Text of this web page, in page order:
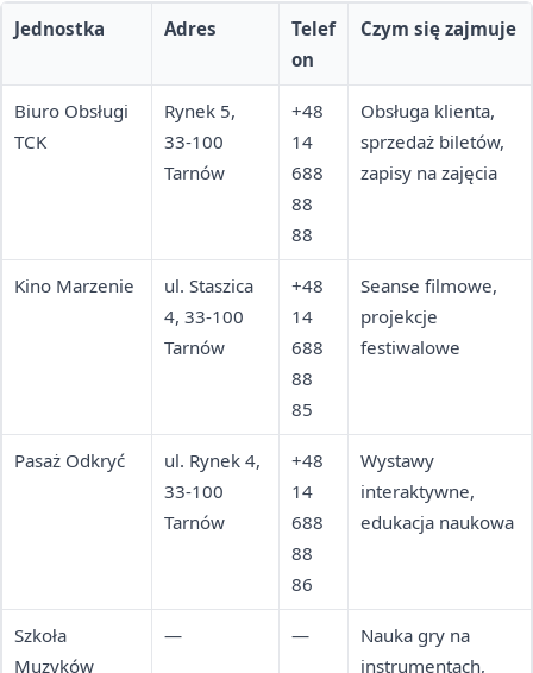
Jednostka Adres
Telef
on
Czym się zajmuje
Biuro Obsługi
TCK
Rynek 5,
33-100
Tarnów
+48
14
688
88
88
Obsługa klienta,
sprzedaż biletów,
zapisy na zajęcia
Kino Marzenie
ul. Staszica
4, 33-100
Tarnów
+48
14
688
88
85
Seanse filmowe,
projekcje
festiwalowe
Pasaż Odkryć
ul. Rynek 4,
33-100
Tarnów
+48
14
688
88
86
Wystawy
interaktywne,
edukacja naukowa
Szkoła
Muzyków
— —
Nauka gry na
instrumentach,